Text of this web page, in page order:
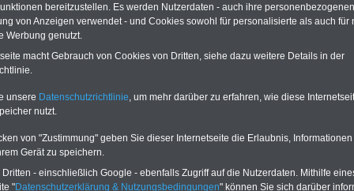
Personalvertretungsgesetz (SPersVG): § 89
und andere öffentlich-rechtliche Verbände von
eBook zum Tarifrecht
Das beliebte eBook wurde im
Beschäftigte - TVöD und TV-L -
sowie den
bereitzustellen. Es werden Nutzerdaten - auch ihre
von Anzeigen verwendet - und Cookies sowohl für personalisierte als auch für
Werbung genutzt.
macht Gebrauch von Cookies von Dritten, siehe dazu weitere Details in der
unsere Datenschutzrichtlinie, um mehr darüber zu erfahren, wie diese
nutzt.
von "Zustimmung" geben Sie dieser Internetseite die Erlaubnis,
Gerät zu speichern.
- einschließlich Google - ebenfalls Zugriff auf die Nutzerdaten. Mithilfe
"Datenschutzerklärung & Nutzungsbedingungen" können Sie sich darüber